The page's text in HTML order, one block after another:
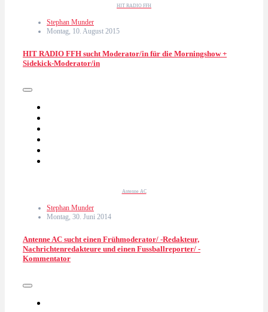
HIT RADIO FFH
Stephan Munder
Montag, 10. August 2015
HIT RADIO FFH sucht Moderator/in für die Morningshow +
Sidekick-Moderator/in
Antenne AC
Stephan Munder
Montag, 30. Juni 2014
Antenne AC sucht einen Frühmoderator/ -Redakteur,
Nachrichtenredakteure und einen Fussballreporter/ -
Kommentator